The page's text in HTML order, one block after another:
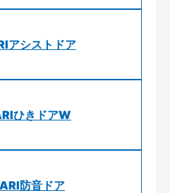
アシストドア
ひきドアW
防音ドア